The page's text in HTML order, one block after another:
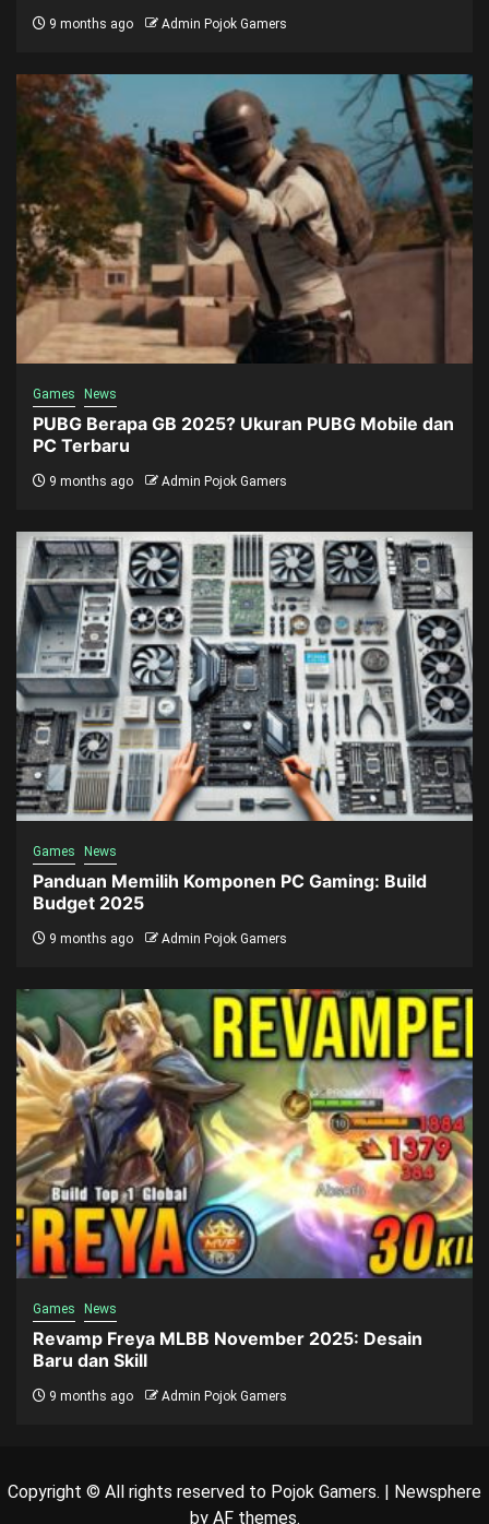
9 months ago Admin Pojok Gamers
Games News
PUBG Berapa GB 2025? Ukuran PUBG Mobile dan
PC Terbaru
9 months ago Admin Pojok Gamers
Games News
Panduan Memilih Komponen PC Gaming: Build
Budget 2025
9 months ago Admin Pojok Gamers
Games News
Revamp Freya MLBB November 2025: Desain
Baru dan Skill
9 months ago Admin Pojok Gamers
Copyright © All rights reserved to Pojok Gamers. | Newsphere
by AF themes.